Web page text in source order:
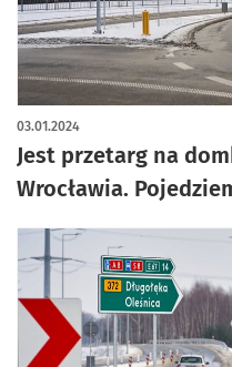
Jest przetarg na
Wrocławia.
03.01.2024